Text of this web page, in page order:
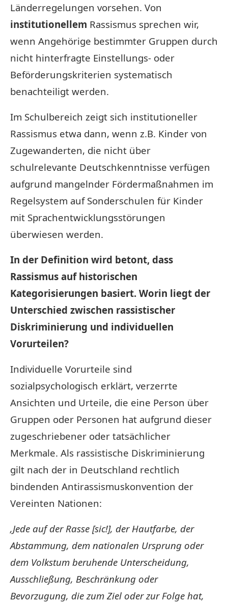
Länderregelungen vorsehen. Von
institutionellem Rassismus sprechen wir,
wenn Angehörige bestimmter Gruppen durch
nicht hinterfragte Einstellungs- oder
Beförderungskriterien systematisch
benachteiligt werden.
Im Schulbereich zeigt sich institutioneller
Rassismus etwa dann, wenn z.B. Kinder von
Zugewanderten, die nicht über
schulrelevante Deutschkenntnisse verfügen
aufgrund mangelnder Fördermaßnahmen im
Regelsystem auf Sonderschulen für Kinder
mit Sprachentwicklungsstörungen
überwiesen werden.
In der Definition wird betont, dass
Rassismus auf historischen
Kategorisierungen basiert. Worin liegt der
Unterschied zwischen rassistischer
Diskriminierung und individuellen
Vorurteilen?
Individuelle Vorurteile sind
sozialpsychologisch erklärt, verzerrte
Ansichten und Urteile, die eine Person über
Gruppen oder Personen hat aufgrund dieser
zugeschriebener oder tatsächlicher
Merkmale. Als rassistische Diskriminierung
gilt nach der in Deutschland rechtlich
bindenden Antirassismuskonvention der
Vereinten Nationen:
‚Jede auf der Rasse [sic!], der Hautfarbe, der
Abstammung, dem nationalen Ursprung oder
dem Volkstum beruhende Unterscheidung,
Ausschließung, Beschränkung oder
Bevorzugung, die zum Ziel oder zur Folge hat,